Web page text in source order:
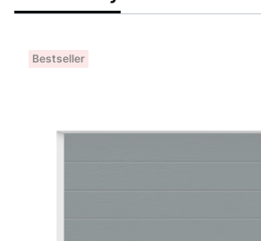
Bestseller